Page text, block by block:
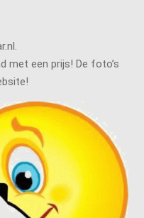
met een prijs! De foto’s